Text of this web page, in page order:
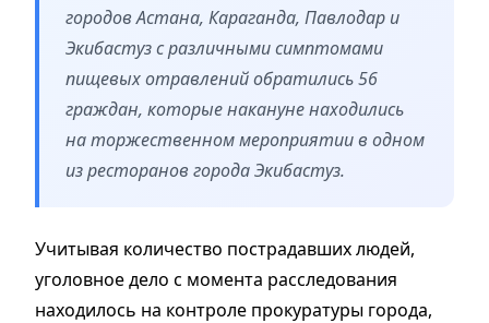
городов Астана, Караганда, Павлодар и
Экибастуз с различными симптомами
пищевых отравлений обратились 56
граждан, которые накануне находились
на торжественном мероприятии в одном
из ресторанов города Экибастуз.
Учитывая количество пострадавших людей,
уголовное дело с момента расследования
находилось на контроле прокуратуры города,